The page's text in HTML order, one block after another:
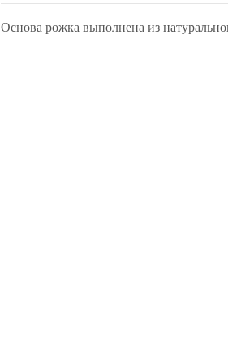
Основа рожка выполнена из